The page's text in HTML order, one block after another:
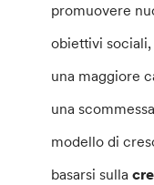
promuovere
obiettivi
una maggiore
una
modello di
basarsi sulla